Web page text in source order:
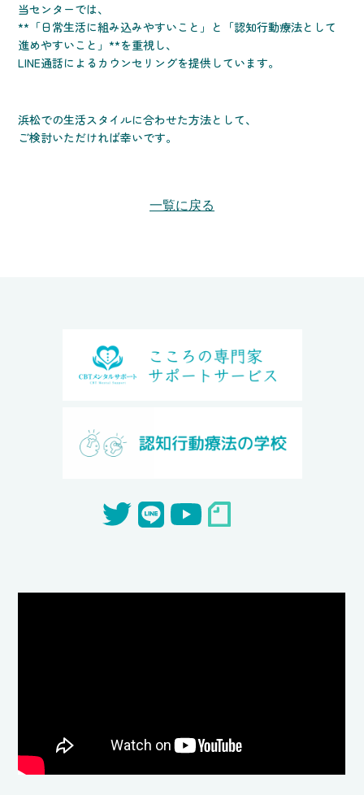
当センターでは、
**「日常生活に組み込みやすいこと」と「認知行動療法として
進めやすいこと」**を重視し、
LINE通話によるカウンセリングを提供しています。
浜松での生活スタイルに合わせた方法として、
ご検討いただければ幸いです。
一覧に戻る